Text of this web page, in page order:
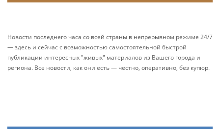
Новости последнего часа со всей страны в непрерывном режиме 24/7
— здесь и сейчас с возможностью самостоятельной быстрой
публикации интересных "живых" материалов из Вашего города и
региона. Все новости, как они есть — честно, оперативно, без купюр.